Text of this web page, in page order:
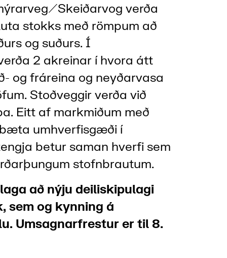
Skeiðarvog verða
stokks með römpum að
og suðurs. Í
2 akreinar í hvora átt
og fráreina og neyðarvasa
Stoðveggir verða við
Eitt af markmiðum með
umhverfisgæði í
betur saman hverfi sem
stofnbrautum.
að nýju deiliskipulagi
og kynning á
Umsagnarfrestur er til 8.